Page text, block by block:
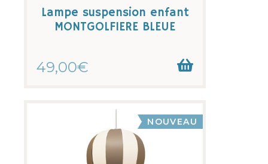
Lampe suspension enfant
MONTGOLFIERE BLEUE
49,00€
NOUVEAU